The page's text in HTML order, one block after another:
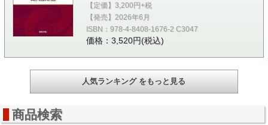
【定価】3,200円+税
【発売】2026年6月
ISBN：978-4-8408-1676-2 C3047
価格：3,520円(税込)
人気ランキング をもっと見る
商品検索